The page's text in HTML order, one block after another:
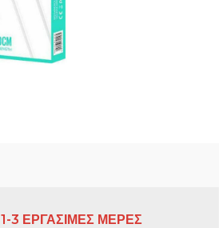
1-3 ΕΡΓΑΣΙΜΕΣ ΜΕΡΕΣ